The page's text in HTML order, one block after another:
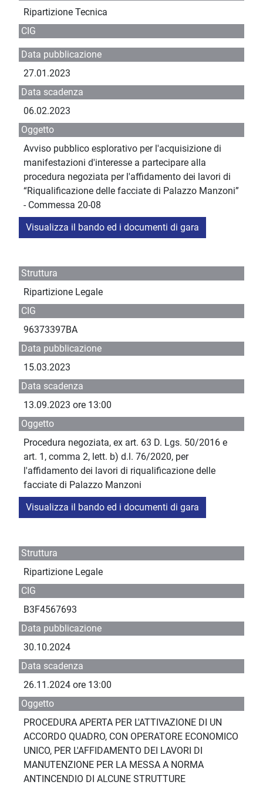
Ripartizione Tecnica
CIG
Data pubblicazione
27.01.2023
Data scadenza
06.02.2023
Oggetto
Avviso pubblico esplorativo per l'acquisizione di
manifestazioni d'interesse a partecipare alla
procedura negoziata per l'affidamento dei lavori di
“Riqualificazione delle facciate di Palazzo Manzoni”
- Commessa 20-08
Visualizza il bando ed i documenti di gara
Struttura
Ripartizione Legale
CIG
96373397BA
Data pubblicazione
15.03.2023
Data scadenza
13.09.2023 ore 13:00
Oggetto
Procedura negoziata, ex art. 63 D. Lgs. 50/2016 e
art. 1, comma 2, lett. b) d.l. 76/2020, per
l'affidamento dei lavori di riqualificazione delle
facciate di Palazzo Manzoni
Visualizza il bando ed i documenti di gara
Struttura
Ripartizione Legale
CIG
B3F4567693
Data pubblicazione
30.10.2024
Data scadenza
26.11.2024 ore 13:00
Oggetto
PROCEDURA APERTA PER L'ATTIVAZIONE DI UN
ACCORDO QUADRO, CON OPERATORE ECONOMICO
UNICO, PER L'AFFIDAMENTO DEI LAVORI DI
MANUTENZIONE PER LA MESSA A NORMA
ANTINCENDIO DI ALCUNE STRUTTURE